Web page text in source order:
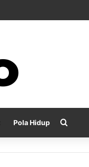
Pola Hidup